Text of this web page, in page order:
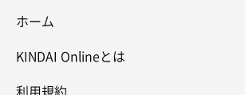
ホーム
KINDAI Onlineとは
利用規約